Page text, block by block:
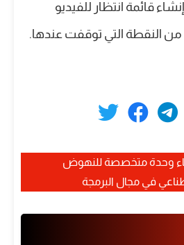
قائمة انتظار للفيديو
النقطة التي توقفت عندها.
وحدة متخصصة للنهوض
في مجال البرمجة